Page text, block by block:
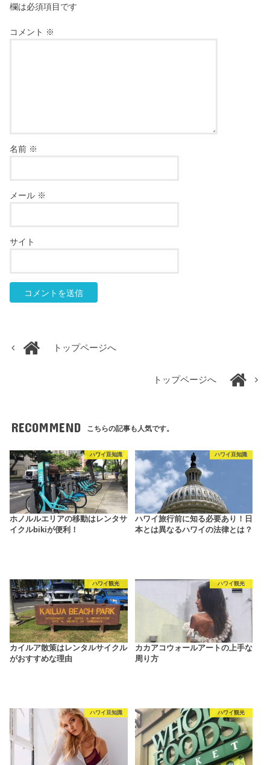
欄は必須項目です
コメント ※
名前 ※
メール ※
サイト
トップページへ
トップページへ
RECOMMEND こちらの記事も人気です。
ハワイ豆知識
ホノルルエリアの移動はレンタサ
イクルbikiが便利！
ハワイ豆知識
ハワイ旅行前に知る必要あり！日
本とは異なるハワイの法律とは？
ハワイ観光
カイルア散策はレンタルサイクル
がおすすめな理由
ハワイ観光
カカアコウォールアートの上手な
周り方
ハワイ豆知識 ハワイ観光